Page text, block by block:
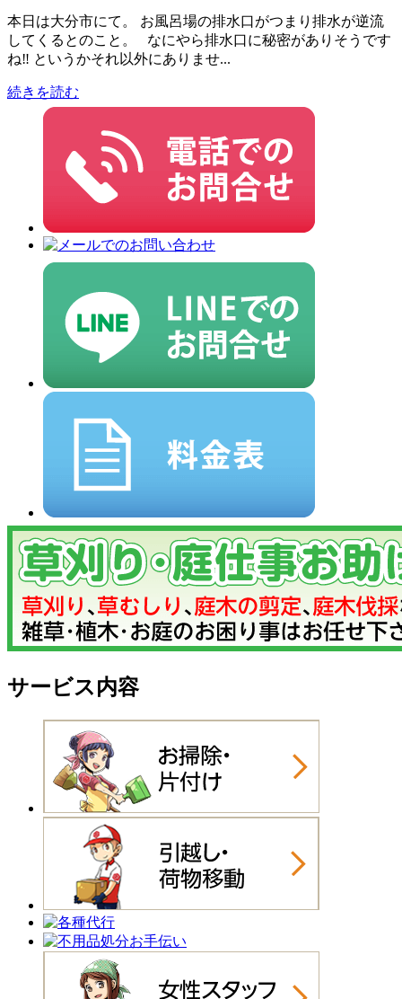
本日は大分市にて。 お風呂場の排水口がつまり排水が逆流
してくるとのこと。 なにやら排水口に秘密がありそうです
ね‼ というかそれ以外にありませ...
続きを読む
サービス内容